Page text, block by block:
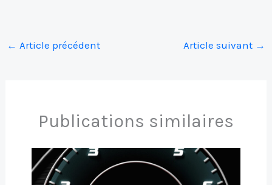
← Article précédent Article suivant →
Publications similaires